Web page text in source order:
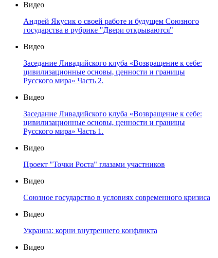
Видео
Андрей Якусик о своей работе и будущем Союзного
государства в рубрике "Двери открываются"
Видео
Заседание Ливадийского клуба «Возвращение к себе:
цивилизационные основы, ценности и границы
Русского мира» Часть 2.
Видео
Заседание Ливадийского клуба «Возвращение к себе:
цивилизационные основы, ценности и границы
Русского мира» Часть 1.
Видео
Проект "Точки Роста" глазами участников
Видео
Союзное государство в условиях современного кризиса
Видео
Украина: корни внутреннего конфликта
Видео